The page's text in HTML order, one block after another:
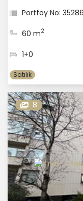
Portföy No: 35286
60 m2
1+0
Satılık
8